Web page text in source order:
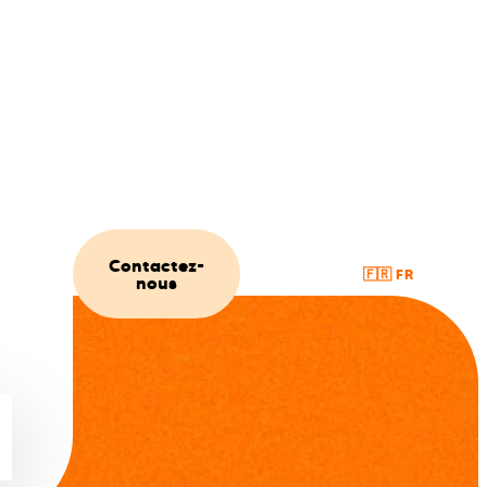
Contactez-
nous
🇫🇷 FR